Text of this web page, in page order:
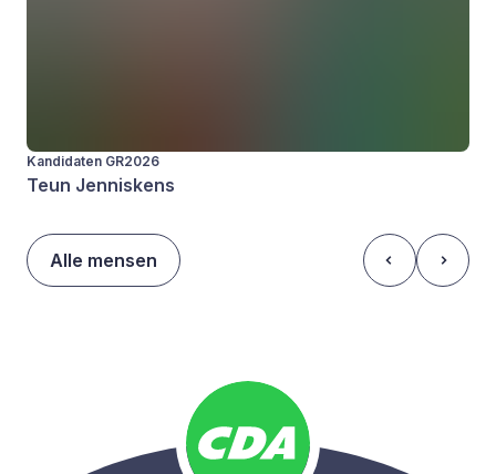
Kandidaten GR2026
Teun Jenniskens
Alle mensen